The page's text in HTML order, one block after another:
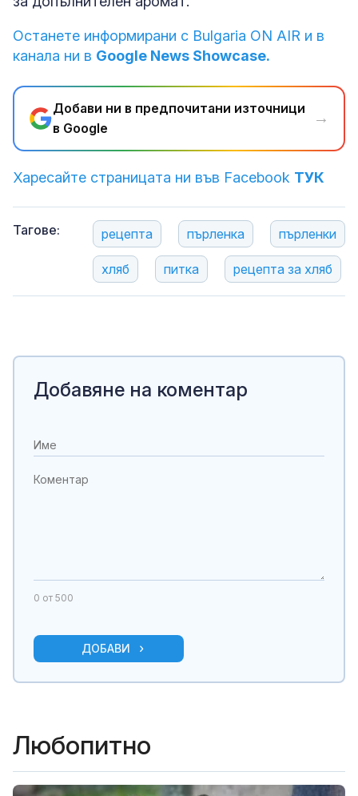
Останете информирани с Bulgaria ON AIR и в
канала ни в Google News Showcase.
Добави ни в предпочитани източници
в Google
→
Харесайте страницата ни във Facebook ТУК
Тагове: рецепта пърленка пърленки
хляб питка рецепта за хляб
Добавяне на коментар
0 от 500
ДОБАВИ
Любопитно